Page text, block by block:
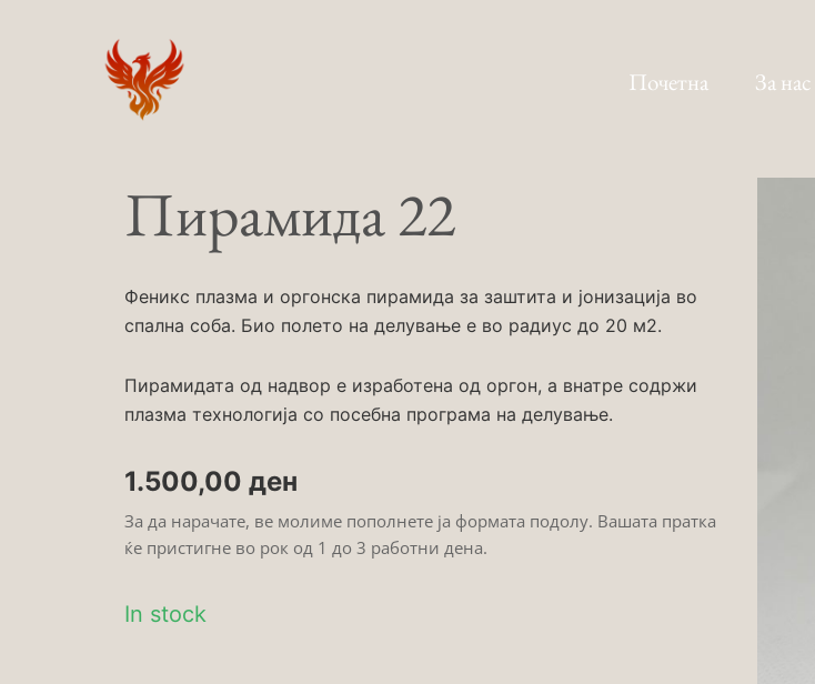
Почетна За нас
Пирамида 22
Феникс плазма и оргонска пирамида за заштита и јонизација во
спална соба. Био полето на делување е во радиус до 20 м2.
Пирамидата од надвор е изработена од оргон, а внатре содржи
плазма технологија со посебна програма на делување.
1.500,00 ден
За да нарачате, ве молиме пополнете ја формата подолу. Вашата пратка
ќе пристигне во рок од 1 до 3 работни дена.
In stock